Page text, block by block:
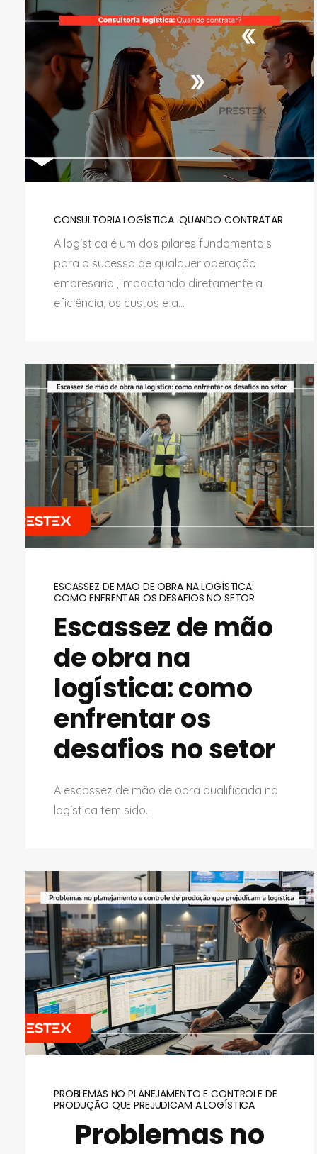
CONSULTORIA LOGÍSTICA: QUANDO CONTRATAR
A logística é um dos pilares fundamentais
para o sucesso de qualquer operação
empresarial, impactando diretamente a
eficiência, os custos e a...
ESCASSEZ DE MÃO DE OBRA NA LOGÍSTICA:
COMO ENFRENTAR OS DESAFIOS NO SETOR
Escassez de mão
de obra na
logística: como
enfrentar os
desafios no setor
A escassez de mão de obra qualificada na
logística tem sido...
PROBLEMAS NO PLANEJAMENTO E CONTROLE DE
PRODUÇÃO QUE PREJUDICAM A LOGÍSTICA
Problemas no